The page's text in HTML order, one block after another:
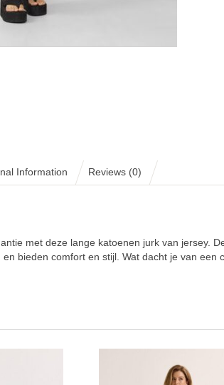
Information Reviews (0)
met deze lange katoenen jurk van jersey.
bieden comfort en stijl. Wat dacht je van